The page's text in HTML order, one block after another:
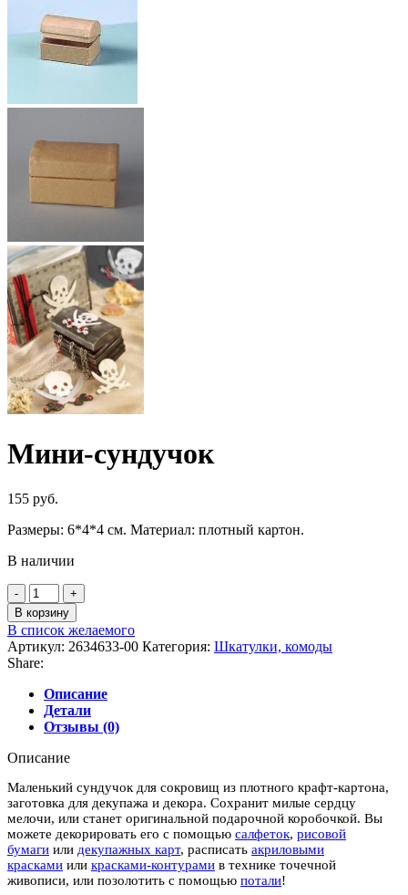
Мини-сундучок
155 руб.
Размеры: 6*4*4 см. Материал: плотный картон.
В наличии
Количество
товара
Мини-
сундучок
В корзину
В список желаемого
Артикул: 2634633-00 Категория: Шкатулки, комоды
Share:
Описание
Детали
Отзывы (0)
Описание
Маленький сундучок для сокровищ из плотного крафт-картона,
заготовка для декупажа и декора. Сохранит милые сердцу
мелочи, или станет оригинальной подарочной коробочкой. Вы
можете декорировать его с помощью салфеток, рисовой
бумаги или декупажных карт, расписать акриловыми
красками или красками-контурами в технике точечной
живописи, или позолотить с помощью потали!